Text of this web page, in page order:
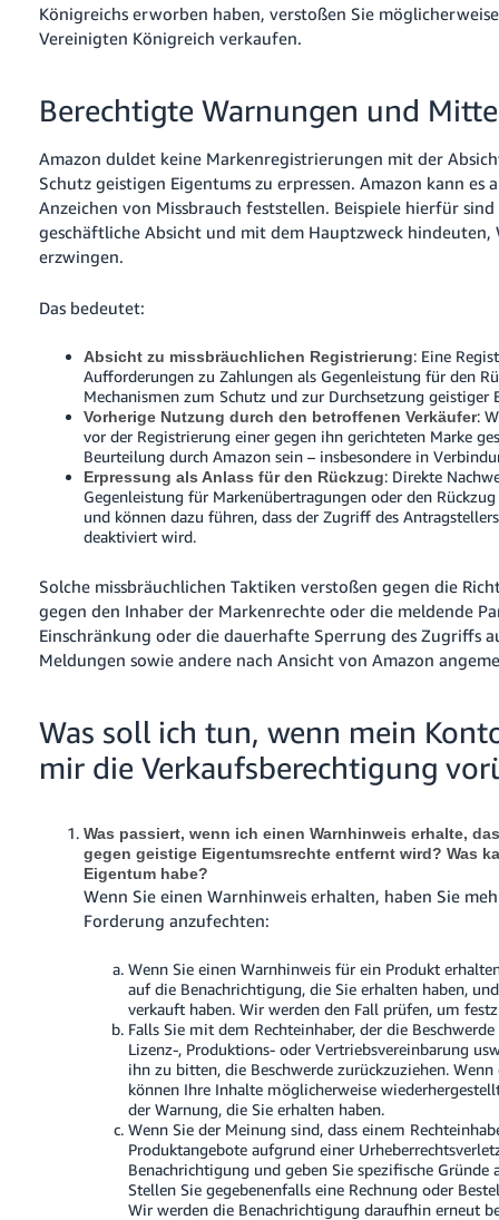
Königreichs erworben haben, verstoßen Sie
Vereinigten Königreich verkaufen.
Berechtigte Warnungen und
Amazon duldet keine Markenregistrierungen mit der
Schutz geistigen Eigentums zu erpressen. Amazon kann
Anzeichen von Missbrauch feststellen. Beispiele hierfür
geschäftliche Absicht und mit dem Hauptzweck
erzwingen.
Das bedeutet:
Absicht zu missbräuchlichen Registrierung: Eine
Aufforderungen zu Zahlungen als Gegenleistung für den
Mechanismen zum Schutz und zur Durchsetzung geistiger
Vorherige Nutzung durch den betroffenen Verkäufer:
vor der Registrierung einer gegen ihn gerichteten Marke
Beurteilung durch Amazon sein – insbesondere in
Erpressung als Anlass für den Rückzug: Direkte
Gegenleistung für Markenübertragungen oder den
und können dazu führen, dass der Zugriff des
deaktiviert wird.
Solche missbräuchlichen Taktiken verstoßen gegen die
gegen den Inhaber der Markenrechte oder die meldende
Einschränkung oder die dauerhafte Sperrung des Zugriffs
Meldungen sowie andere nach Ansicht von Amazon
Was soll ich tun, wenn mein
mir die Verkaufsberechtigung
Was passiert, wenn ich einen Warnhinweis erhalte,
gegen geistige Eigentumsrechte entfernt wird? Was
Eigentum habe?
Wenn Sie einen Warnhinweis erhalten, haben Sie
Forderung anzufechten:
Wenn Sie einen Warnhinweis für ein Produkt
auf die Benachrichtigung, die Sie erhalten haben,
verkauft haben.Wir werden den Fall prüfen, um
Falls Sie mit dem Rechteinhaber, der die
Lizenz-, Produktions- oder Vertriebsvereinbarung
ihn zu bitten, die Beschwerde zurückzuziehen.
können Ihre Inhalte möglicherweise
der Warnung, die Sie erhalten haben.
Wenn Sie der Meinung sind, dass einem
Produktangebote aufgrund einer
Benachrichtigung und geben Sie spezifische
Stellen Sie gegebenenfalls eine Rechnung oder
Wir werden die Benachrichtigung daraufhin erneut